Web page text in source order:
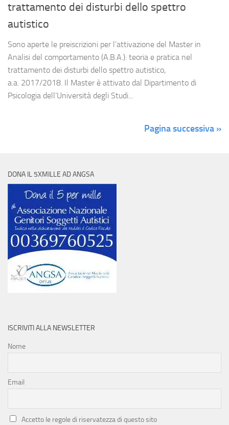
trattamento dei disturbi dello spettro
autistico
Sono aperte le preiscrizioni per l’attivazione del Master in
Analisi del comportamento (A.B.A.): teoria e pratica nel
trattamento dei disturbi dello spettro autistico,
a.a. 2017/2018. Il Master è attivato dal Dipartimento di
Psicologia dell’Università degli Studi...
Pagina successiva »
DONA IL 5XMILLE AD ANGSA
ISCRIVITI ALLA NEWSLETTER
Nome
Email
Accetto le regole di riservatezza di questo sito